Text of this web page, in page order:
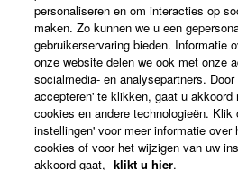
Nederland / België / Luxemburg -
Business
personaliseren en om interacties op
maken. Zo kunnen we u een
gebruikerservaring bieden. Informatie
onze website delen we ook met onze
socialmedia- en analysepartners.
accepteren' te klikken, gaat u akkoord
cookies en andere technologieën. Klik
instellingen' voor meer informatie over
cookies of voor het wijzigen van uw
akkoord gaat, klikt u hier.